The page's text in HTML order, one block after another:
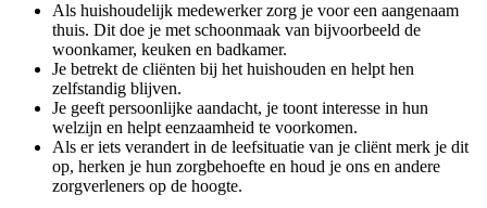
Als huishoudelijk medewerker zorg je voor een aangenaam
thuis. Dit doe je met schoonmaak van bijvoorbeeld de
woonkamer, keuken en badkamer.
Je betrekt de cliënten bij het huishouden en helpt hen
zelfstandig blijven.
Je geeft persoonlijke aandacht, je toont interesse in hun
welzijn en helpt eenzaamheid te voorkomen.
Als er iets verandert in de leefsituatie van je cliënt merk je dit
op, herken je hun zorgbehoefte en houd je ons en andere
zorgverleners op de hoogte.